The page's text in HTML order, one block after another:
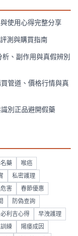
使用心得完整分享
測與購買指南
、副作用與真假辨別
管道、價格行情與真
別正品避開假藥
藥 喉癌
私密護理
害 春節優惠
防偽查詢
必利吉心得 早洩護理
練 陽痿成因